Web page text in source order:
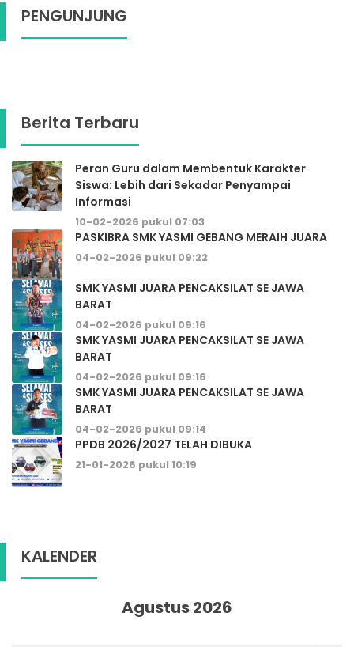
PENGUNJUNG
Berita Terbaru
Peran Guru dalam Membentuk Karakter
Siswa: Lebih dari Sekadar Penyampai
Informasi
10-02-2026 pukul 07:03
PASKIBRA SMK YASMI GEBANG MERAIH JUARA
04-02-2026 pukul 09:22
SMK YASMI JUARA PENCAKSILAT SE JAWA
BARAT
04-02-2026 pukul 09:16
SMK YASMI JUARA PENCAKSILAT SE JAWA
BARAT
04-02-2026 pukul 09:16
SMK YASMI JUARA PENCAKSILAT SE JAWA
BARAT
04-02-2026 pukul 09:14
PPDB 2026/2027 TELAH DIBUKA
21-01-2026 pukul 10:19
KALENDER
Agustus 2026